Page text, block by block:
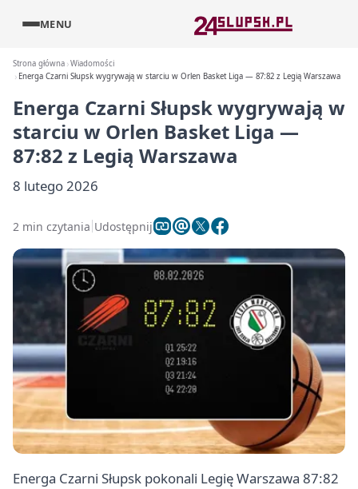
MENU
Strona główna Wiadomości
Energa Czarni Słupsk wygrywają w starciu w Orlen Basket Liga — 87:82 z Legią Warszawa
Energa Czarni Słupsk wygrywają w
starciu w Orlen Basket Liga —
87:82 z Legią Warszawa
8 lutego 2026
2 min czytania Udostępnij
Energa Czarni Słupsk pokonali LegięWarszawa 87:82